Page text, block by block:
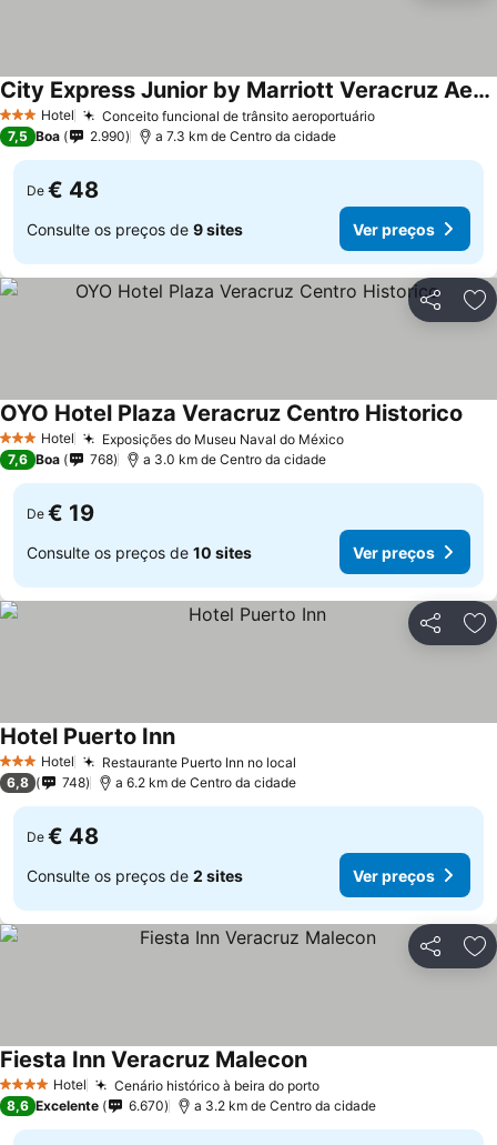
3 EstrelasHotel Conceito funcional de trânsito aeroportuárioVer preços
City Express Junior by Marriott Veracruz Aeropuerto
Ver preços
7,5 Boa 2.990 a 7.3 km de Centro da cidade
De € 48
Consulte os preços de 9 sites Ver preços
Partilhar
3 EstrelasHotel Exposições do Museu Naval do MéxicoVer preços
OYO Hotel Plaza Veracruz Centro Historico
7,6 Boa 768 a 3.0 km de Centro da cidade
De € 19
Consulte os preços de 10 sites Ver preços
Partilhar
3 EstrelasHotel Restaurante Puerto Inn no local
Hotel Puerto InnVer preços
6,8 748 a 6.2 km de Centro da cidade
De € 48
Consulte os preços de 2 sites Ver preços
Partilhar
4 EstrelasHotel Cenário histórico à beira do portoVer preços
Fiesta Inn Veracruz MaleconVer preços
8,6 Excelente 6.670 a 3.2 km de Centro da cidade